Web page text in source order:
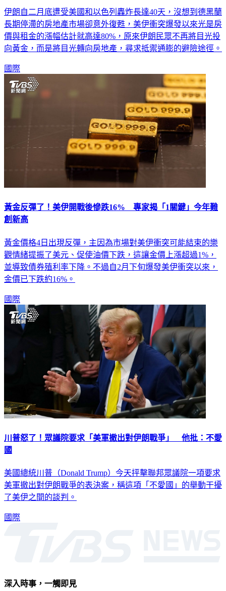
伊朗自二月底遭受美國和以色列轟炸長達40天，沒想到德黑蘭
長期停滯的房地產市場卻意外復甦，美伊衝突爆發以來光是房
價與租金的漲幅估計就高達80%，原來伊朗民眾不再將目光投
向黃金，而是將目光轉向房地產，尋求抵禦通膨的避險途徑。
國際
黃金反彈了！美伊開戰後慘跌16% 專家揭「1關鍵」今年難
創新高
黃金價格4日出現反彈，主因為市場對美伊衝突可能結束的樂
觀情緒提振了美元、促使油價下跌，這讓金價上漲超過1%，
並導致債券殖利率下降。不過自2月下旬爆發美伊衝突以來，
金價已下跌約16%。
國際
川普怒了！眾議院要求「美軍撤出對伊朗戰爭」 他批：不愛
國
美國總統川普（Donald Trump）今天抨擊聯邦眾議院一項要求
美軍撤出對伊朗戰爭的表決案，稱這項「不愛國」的舉動干擾
了美伊之間的談判。
國際
深入時事，一觸即見